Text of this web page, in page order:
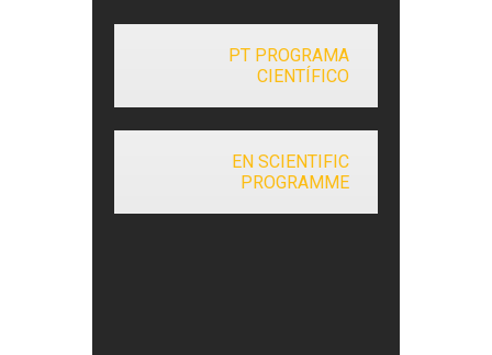
PT PROGRAMA
CIENTÍFICO
EN SCIENTIFIC
PROGRAMME